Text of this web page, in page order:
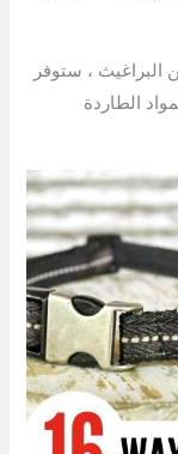
البراغيث ، ستوفر
الطاردة